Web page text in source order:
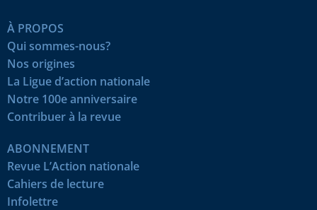
À PROPOS
Qui sommes-nous?
Nos origines
La Ligue d’action nationale
Notre 100e anniversaire
Contribuer à la revue
ABONNEMENT
Revue L’Action nationale
Cahiers de lecture
Infolettre